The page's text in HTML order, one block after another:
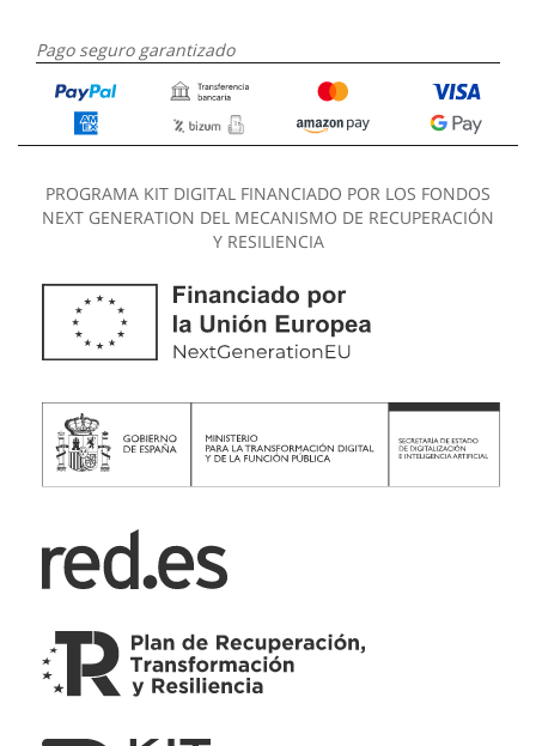
Pago seguro garantizado
PROGRAMA KIT DIGITAL FINANCIADO POR LOS FONDOS
NEXT GENERATION DEL MECANISMO DE RECUPERACIÓN
Y RESILIENCIA